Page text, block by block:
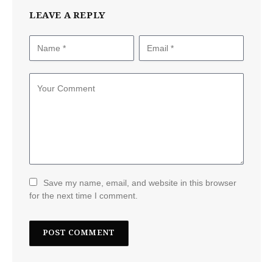
LEAVE A REPLY
Save my name, email, and website in this browser
for the next time I comment.